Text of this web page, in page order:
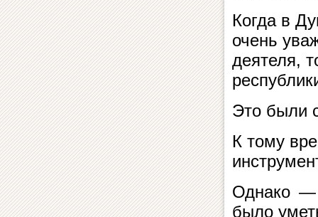
Когда в
очень
деятеля,
Это были
К тому
Однако —
было